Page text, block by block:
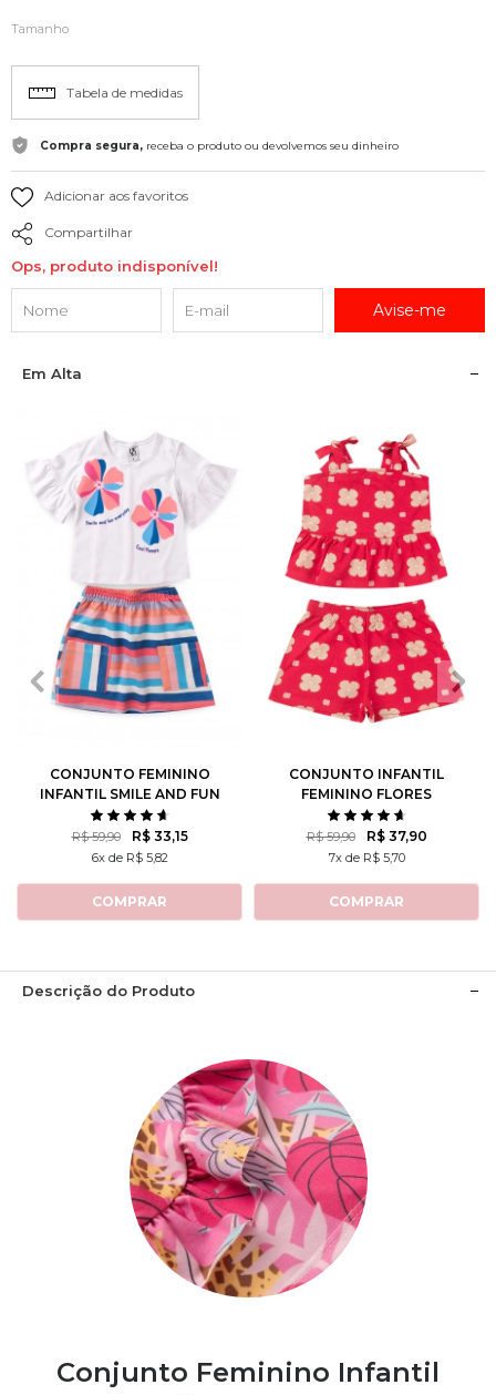
Tamanho
Tabela de medidas
Compra segura, receba o produto ou devolvemos seu dinheiro
Adicionar aos favoritos
Compartilhar
Ops, produto indisponível!
Avise-me
Em Alta
2 3 4 6 8
CONJUNTO FEMININO
INFANTIL SMILE AND FUN
R$ 59,90 R$ 33,15
6x de R$ 5,82
COMPRAR
2 3 8
CONJUNTO INFANTIL
FEMININO FLORES
ROTATIVAS
R$ 59,90 R$ 37,90
7x de R$ 5,70
COMPRAR
Descrição do Produto
Conjunto Feminino Infantil